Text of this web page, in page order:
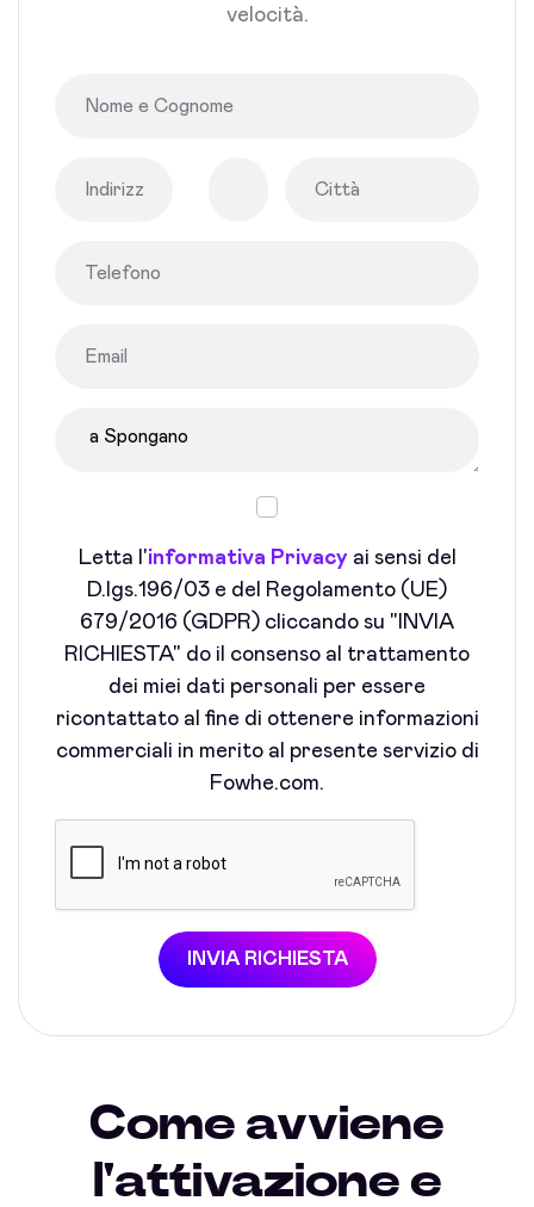
velocità.
Letta l'informativa Privacyai sensi del
D.lgs.196/03 e del Regolamento (UE)
679/2016 (GDPR) cliccando su "INVIA
RICHIESTA" do il consenso al trattamento
dei miei dati personali per essere
ricontattato al fine di ottenere informazioni
commerciali in merito al presente servizio di
Fowhe.com.
INVIA RICHIESTA
Come avviene
l'attivazione e